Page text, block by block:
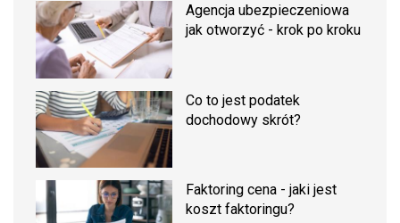
Agencja ubezpieczeniowa
jak otworzyć - krok po kroku
Co to jest podatek
dochodowy skrót?
Faktoring cena - jaki jest
koszt faktoringu?